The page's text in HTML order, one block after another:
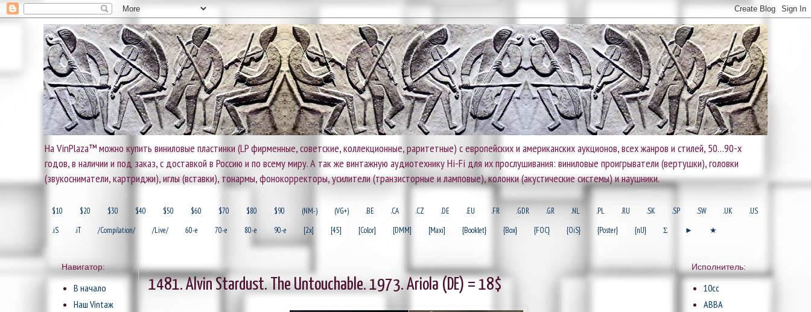
На VinPlaza™ можно купить виниловые пластинки (LP фирменные, советские, коллекционные, раритетные) с европейских и американских аукционов, всех жанров и стилей, 50…90-х
годов, в наличии и под заказ, с доставкой в Россию и по всему миру. А так же винтажную аудиотехнику Hi-Fi для их прослушивания: виниловые проигрыватели (вертушки), головки
(звукосниматели, картриджи), иглы (вставки), тонармы, фонокорректоры, усилители (транзисторные и ламповые), колонки (акустические системы) и наушники.
$10 $20 $30 $40 $50 $60 $70 $80 $90 (NM-) (VG+) .BE .CA .CZ .DE .EU .FR .GDR .GR .NL .PL .RU .SK .SP .SW .UK
.US
.iS
.iT /Compilation/ /Live/ 60-e 70-e 80-e 90-e [2x] [45] [Color] [DMM] [Maxi] {Booklet} {Box} {FOC} {OiS} {Poster} {nU} Σ ► ★
1481. Alvin Stardust. The Untouchable. 1973. Ariola (DE) = 18$
Навигатор:
В начало
Наш Vintaж
Исполнитель:
10cc
ABBA